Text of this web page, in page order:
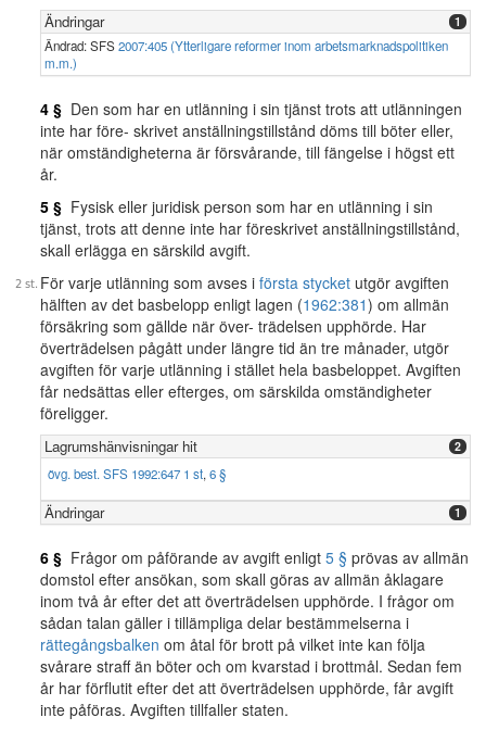
Ändringar 1
Ändrad: SFS2007:405 (Ytterligare reformer inom arbetsmarknadspolitiken
m.m.)
4 § Den som har en utlänning i sin tjänst trots att utlänningen
inte har före- skrivet anställningstillstånd döms till böter eller,
när omständigheterna är försvårande, till fängelse i högst ett
år.
5 § Fysisk eller juridisk person som har en utlänning i sin
tjänst, trots att denne inte har föreskrivet anställningstillstånd,
skall erlägga en särskild avgift.
För varje utlänning som avses i första stycket utgör avgiften
hälften av det basbelopp enligt lagen (1962:381) om allmän
försäkring som gällde när över- trädelsen upphörde. Har
överträdelsen pågått under längre tid än tre månader, utgör
avgiften för varje utlänning i stället hela basbeloppet. Avgiften
får nedsättas eller efterges, om särskilda omständigheter
föreligger.
Lagrumshänvisningar hit 2
övg. best. SFS 1992:647 1 st, 6 §
Ändringar 1
6 § Frågor om påförande av avgift enligt 5 § prövas av allmän
domstol efter ansökan, som skall göras av allmän åklagare
inom två år efter det att överträdelsen upphörde. I frågor om
sådan talan gäller i tillämpliga delar bestämmelserna i
rättegångsbalken om åtal för brott på vilket inte kan följa
svårare straff än böter och om kvarstad i brottmål. Sedan fem
år har förflutit efter det att överträdelsen upphörde, får avgift
inte påföras. Avgiften tillfaller staten.